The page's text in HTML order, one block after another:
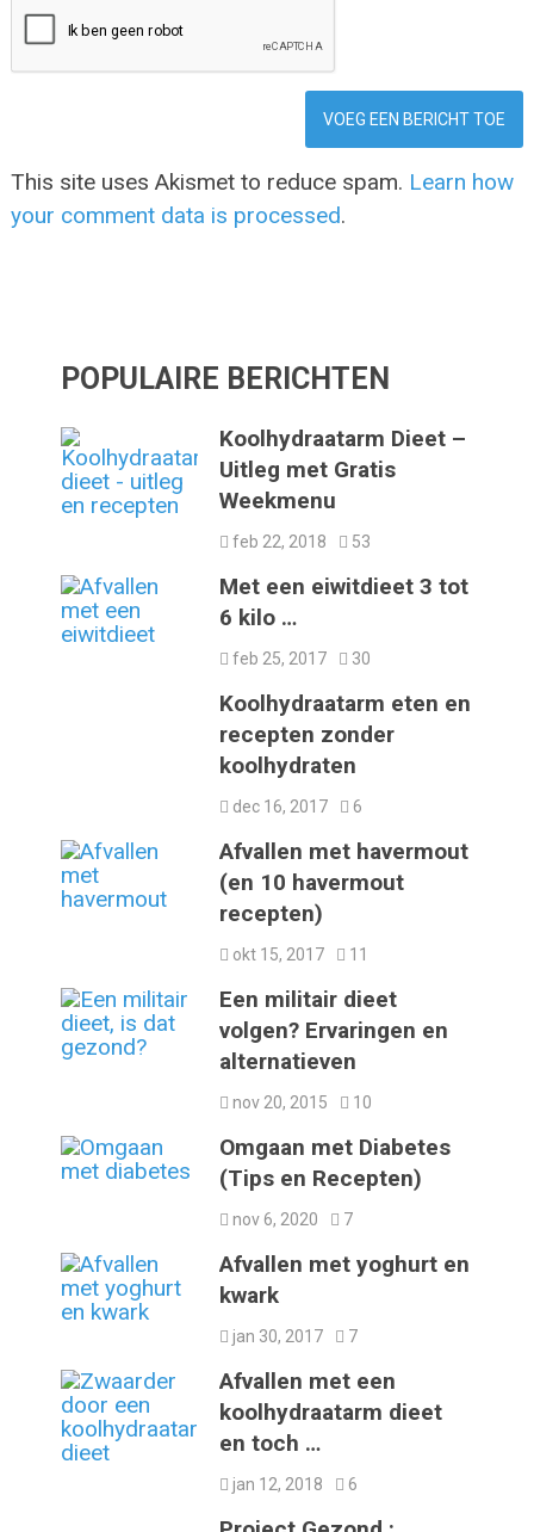
This site uses Akismet to reduce spam. Learn how
your comment data is processed.
POPULAIRE BERICHTEN
Koolhydraatarm Dieet –
Uitleg met Gratis
Weekmenu
feb 22, 2018 53
Met een eiwitdieet 3 tot
6 kilo …
feb 25, 2017 30
Koolhydraatarm eten en
recepten zonder
koolhydraten
dec 16, 2017 6
Afvallen met havermout
(en 10 havermout
recepten)
okt 15, 2017 11
Een militair dieet
volgen? Ervaringen en
alternatieven
nov 20, 2015 10
Omgaan met Diabetes
(Tips en Recepten)
nov 6, 2020 7
Afvallen met yoghurt en
kwark
jan 30, 2017 7
Afvallen met een
koolhydraatarm dieet
en toch …
jan 12, 2018 6